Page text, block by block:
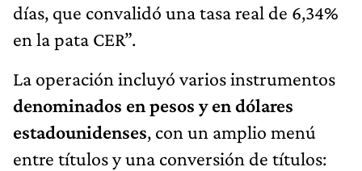
días, que convalidó una tasa real de 6,34%
en la pata CER”.
La operación incluyó varios instrumentos
denominados en pesos y en dólares
estadounidenses, con un amplio menú
entre títulos y una conversión de títulos: